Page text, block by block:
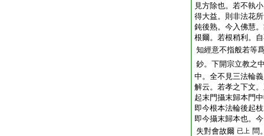
見方除也。若不執
得大益。則非法花
鈍後熟。今入佛慧
根爾。若根稍利。
知經意不指般若等
鈔。下開宗立教之
中。全不見三法輪
解云。若孝之下文
起末門攝末歸本門
即今根本法輪後起
即今攝末歸本也。
失對會故爾 已上 問